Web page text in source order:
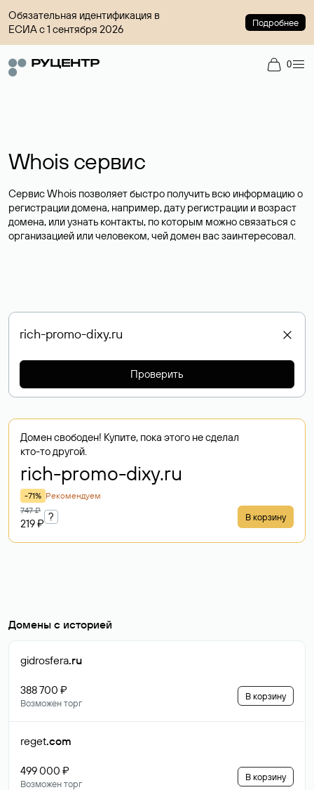
Обязательная идентификация в
ЕСИА с 1 сентября 2026
Подробнее
0
Whois сервис
Сервис Whois позволяет быстро получить всю информацию о
регистрации домена, например, дату регистрации и возраст
домена, или узнать контакты, по которым можно связаться с
организацией или человеком, чей домен вас заинтересовал.
Проверить
Домен свободен! Купите, пока этого не сделал
кто-то другой.
rich-promo-dixy.ru
-71% Рекомендуем
747 ₽
219 ₽
? В корзину
Домены с историей
gidrosfera.ru
388 700 ₽
Возможен торг
В корзину
reget.com
499 000 ₽
Возможен торг
В корзину